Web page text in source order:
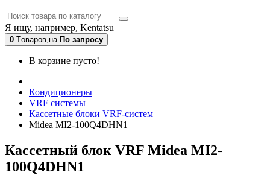
Я ищу, например, Kentatsu
0 Tоваров,на По запросу
В корзине пусто!
Кондиционеры
VRF системы
Кассетные блоки VRF-систем
Midea MI2-100Q4DHN1
Кассетный блок VRF Midea MI2-
100Q4DHN1